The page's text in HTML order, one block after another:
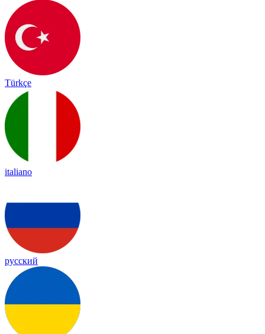
Türkçe
italiano
русский